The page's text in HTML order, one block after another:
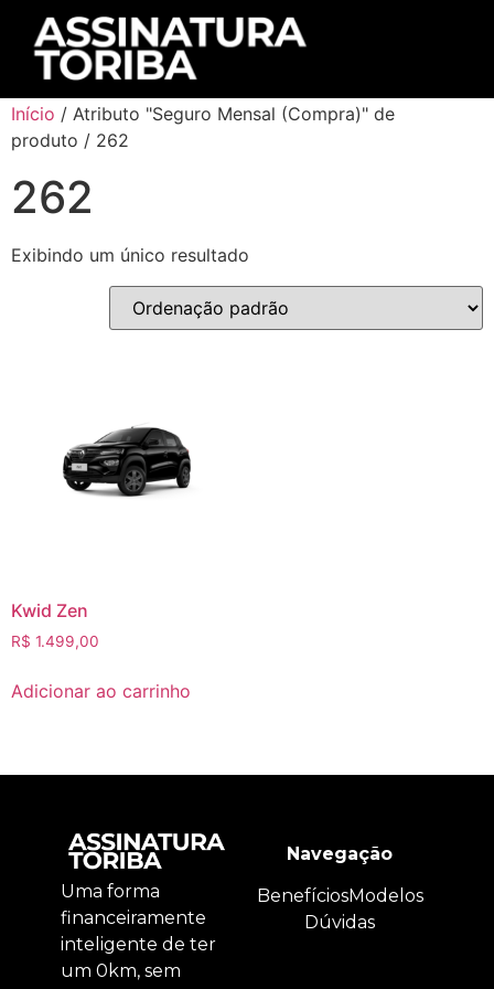
Início / Atributo "Seguro Mensal (Compra)" de
produto / 262
262
Exibindo um único resultado
Kwid Zen
R$ 1.499,00
Adicionar ao carrinho
Uma forma
financeiramente
inteligente de ter
um 0km, sem
Navegação
BenefíciosModelos
Dúvidas